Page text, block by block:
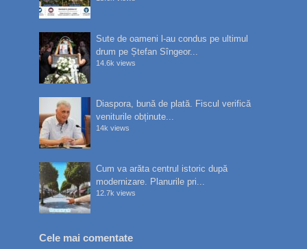
Sute de oameni l-au condus pe ultimul
drum pe Ștefan Sîngeor...
14.6k views
Diaspora, bună de plată. Fiscul verifică
veniturile obținute...
14k views
Cum va arăta centrul istoric după
modernizare. Planurile pri...
12.7k views
Cele mai comentate